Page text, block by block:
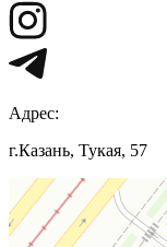
Адрес:
г.Казань, Тукая, 57